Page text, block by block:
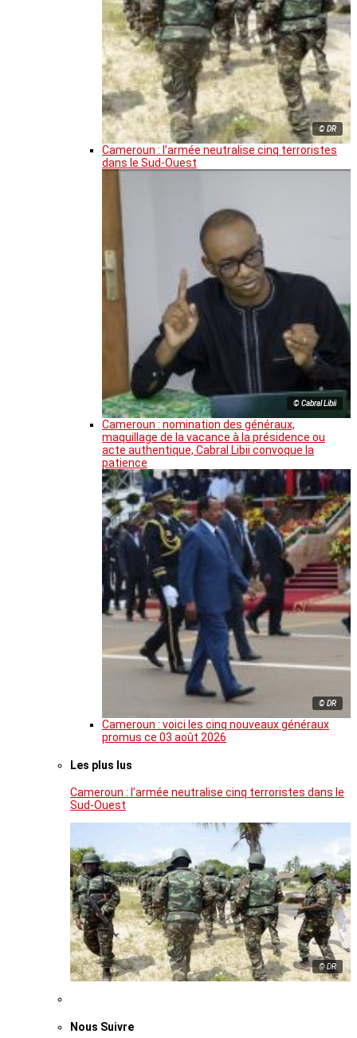
© DR
Cameroun : l’armée neutralise cinq terroristes
dans le Sud-Ouest
© Cabral Libii
Cameroun : nomination des généraux,
maquillage de la vacance à la présidence ou
acte authentique, Cabral Libii convoque la
patience
© DR
Cameroun : voici les cinq nouveaux généraux
promus ce 03 août 2026
Les plus lus
Cameroun : l’armée neutralise cinq terroristes dans le
Sud-Ouest
© DR
Nous Suivre